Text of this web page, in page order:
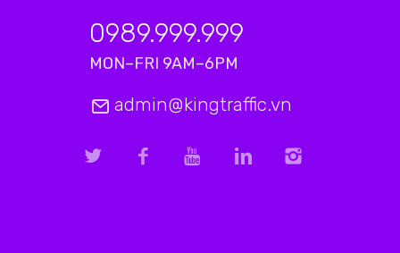
0989.999.999
MON–FRI 9AM–6PM
admin@kingtraffic.vn